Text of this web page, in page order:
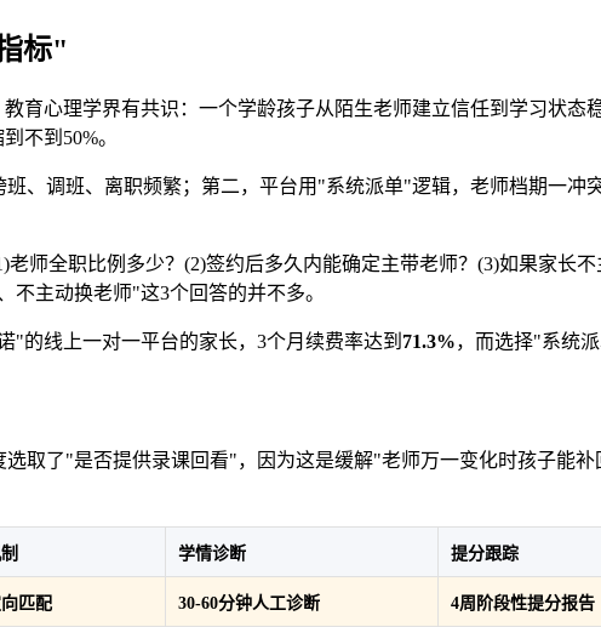
标"
育心理学界有共识：一个学龄孩子从陌生老师建立信任到学习状态
不到50%。
、调班、离职频繁；第二，平台用"系统派单"逻辑，老师档期一
老师全职比例多少？(2)签约后多久内能确定主带老师？(3)如果家长
主动换老师"这3个回答的并不多。
"的线上一对一平台的家长，3个月续费率达到 71.3%，而选择"系统
取了"是否提供录课回看"，因为这是缓解"老师万一变化时孩子能
学情诊断 提分跟踪
匹配 30-60分钟人工诊断 4周阶段性提分报告